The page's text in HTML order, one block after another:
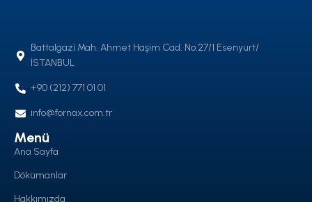
Battalgazi Mah. Ahmet Haşim Cad. No:27/1 Esenyurt/
İSTANBUL
+90 (212) 771 01 01
info@fornax.com.tr
Menü
Ana Sayfa
Dökümanlar
Hakkımızda